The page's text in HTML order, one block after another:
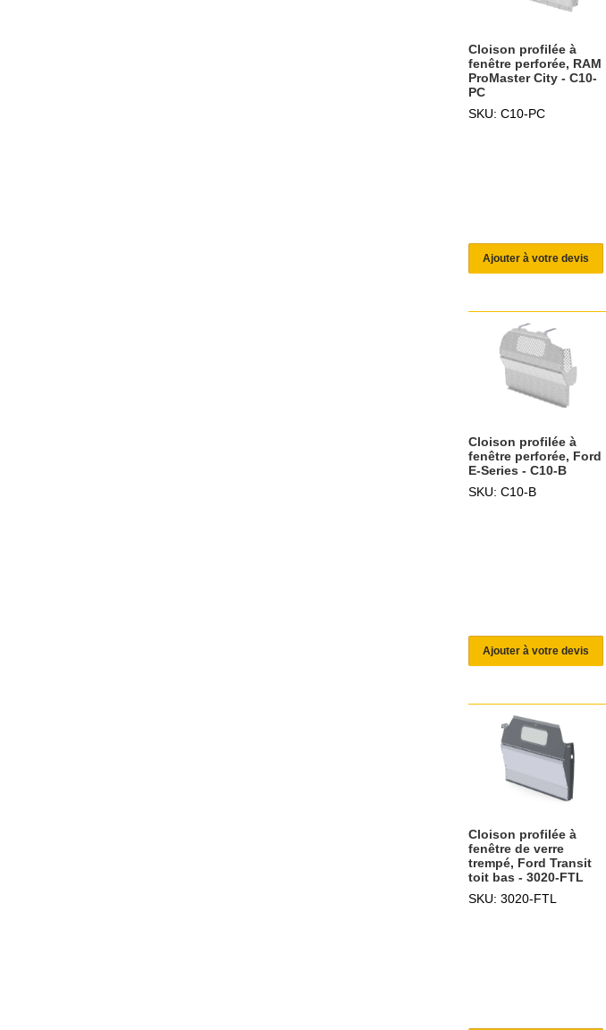
Cloison profilée à
fenêtre perforée, RAM
ProMaster City - C10-
PC
SKU: C10-PC
Ajouter à votre devis
Cloison profilée à
fenêtre perforée, Ford
E-Series - C10-B
SKU: C10-B
Ajouter à votre devis
Cloison profilée à
fenêtre de verre
trempé, Ford Transit
toit bas - 3020-FTL
SKU: 3020-FTL